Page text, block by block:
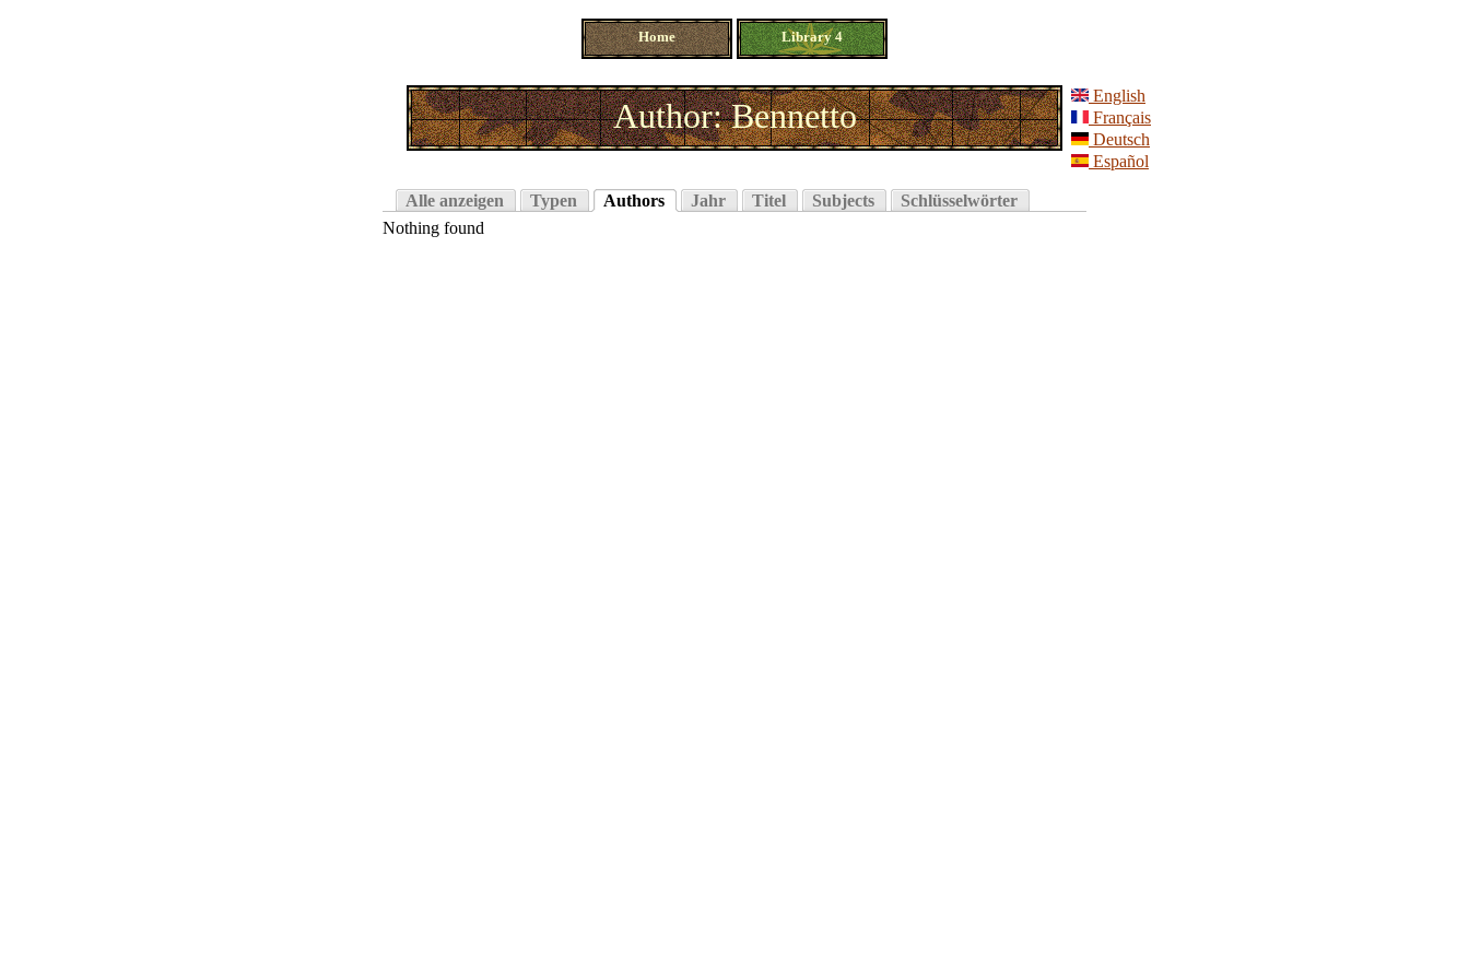
Home Library 4
English
Français
Deutsch
Español
Author: Bennetto
Alle anzeigen Typen Authors Jahr Titel Subjects
Schlüsselwörter
Nothing found